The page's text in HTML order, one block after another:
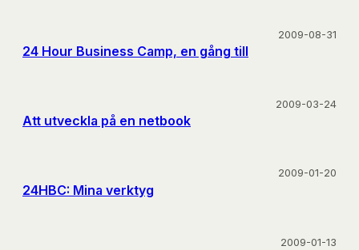
24 Hour Business Camp, en gång till
2009-08-31
Att utveckla på en netbook
2009-03-24
24HBC: Mina verktyg
2009-01-20
2009-01-13